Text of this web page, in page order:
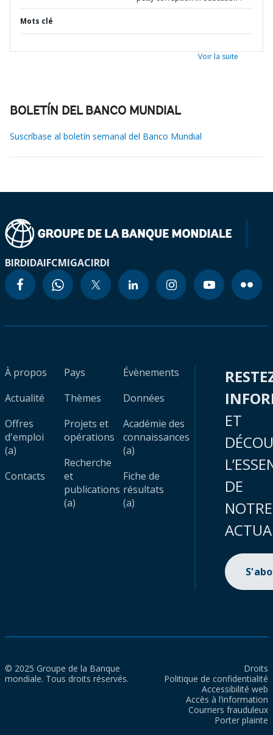
Mots clé
Voir la suite
BOLETÍN DEL BANCO MUNDIAL
Suscríbase al boletín semanal del Banco Mundial
BIRDIDAIFCMIGACIRDI
À propos
Actualité
Offres
d'emploi
(a)
Contacts
Pays
Thèmes
Projets et
opérations
Recherche
et
publications
(a)
Évènements
Données
Académie des
connaissances
(a)
Fiche de
résultats
(a)
ET
DE
NOTRE
© 2025 Groupe de la Banque
mondiale. Tous droits réservés.
Droits
Politique de confidentialité
Accessibilité web
Accès à l’information
Courriers frauduleux
Porter plainte